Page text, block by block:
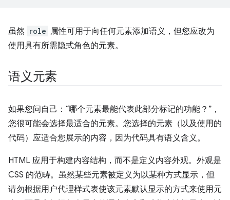
虽然 role 属性可用于向任何元素添加语义，但您应改为
使用具有所需隐式角色的元素。
语义元素
如果您问自己：“哪个元素最能代表此部分标记的功能？”，
您很可能会选择最适合的元素。您选择的元素（以及使用的
代码）应适合您展示的内容，因为代码具有语义含义。
HTML 应用于构建内容结构，而不是定义内容外观。外观是
CSS 的范畴。虽然某些元素被定义为以某种方式显示，但
请勿根据用户代理样式表使该元素默认显示的方式来使用元